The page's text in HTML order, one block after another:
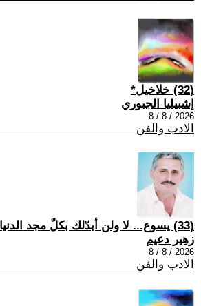
(32) خلاخيل*
إشبيليا الجبوري
2026 / 8 / 8
الادب والفن
(33) يسوع... لا ولن أبدّلك بكلّ مجد الدنيا
زهير دعيم
2026 / 8 / 8
الادب والفن